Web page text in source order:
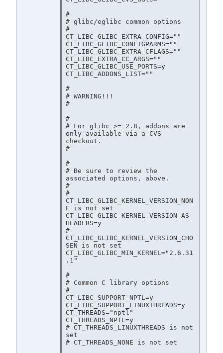
#
# glibc/eglibc common options
#
CT_LIBC_GLIBC_EXTRA_CONFIG=""
CT_LIBC_GLIBC_CONFIGPARMS=""
CT_LIBC_GLIBC_EXTRA_CFLAGS=""
CT_LIBC_EXTRA_CC_ARGS=""
CT_LIBC_GLIBC_USE_PORTS=y
CT_LIBC_ADDONS_LIST=""
#
# WARNING!!!
#
#
# For glibc >= 2.8, addons are
only available via a CVS
checkout.
#
#
# Be sure to review the
associated options, above.
#
#
CT_LIBC_GLIBC_KERNEL_VERSION_NON
E is not set
CT_LIBC_GLIBC_KERNEL_VERSION_AS_
HEADERS=y
#
CT_LIBC_GLIBC_KERNEL_VERSION_CHO
SEN is not set
CT_LIBC_GLIBC_MIN_KERNEL="2.6.31
.1"
#
# Common C library options
#
CT_LIBC_SUPPORT_NPTL=y
CT_LIBC_SUPPORT_LINUXTHREADS=y
CT_THREADS="nptl"
CT_THREADS_NPTL=y
# CT_THREADS_LINUXTHREADS is not
set
# CT_THREADS_NONE is not set